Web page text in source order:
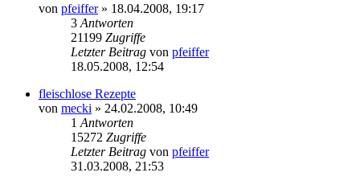
von pfeiffer» 18.04.2008, 19:17
3 Antworten
21199 Zugriffe
Letzter Beitrag von pfeiffer
18.05.2008, 12:54
fleischlose Rezepte
von mecki » 24.02.2008, 10:49
1 Antworten
15272 Zugriffe
Letzter Beitrag von pfeiffer
31.03.2008, 21:53